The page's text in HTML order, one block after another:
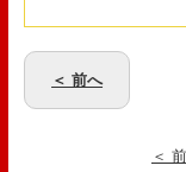
＜ 前へ
＜